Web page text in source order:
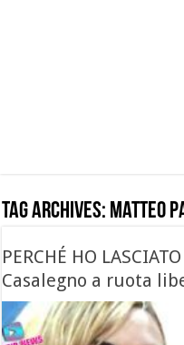
Tag Archives: Matteo
PERCHÉ HO
Casalegno a ruota